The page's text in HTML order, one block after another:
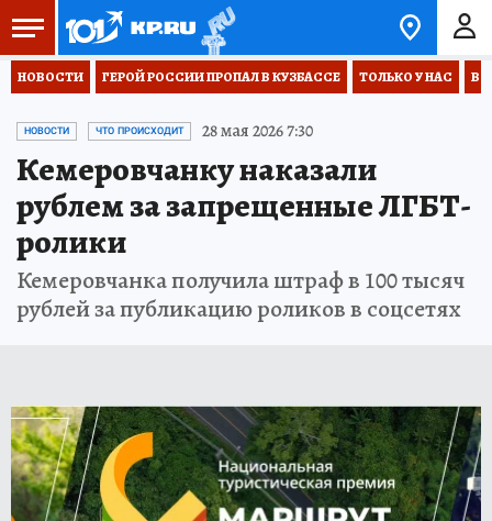
НОВОСТИ ГЕРОЙ РОССИИ ПРОПАЛ В КУЗБАССЕ ТОЛЬКО У НАС
НОВОСТИ ЧТО ПРОИСХОДИТ 28 мая 2026 7:30
Кемеровчанку наказали
рублем за запрещенные ЛГБТ-
ролики
Кемеровчанка получила штраф в 100 тысяч
рублей за публикацию роликов в соцсетях